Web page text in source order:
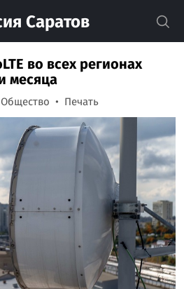
Саратов
во всех регионах
месяца
Общество Печать